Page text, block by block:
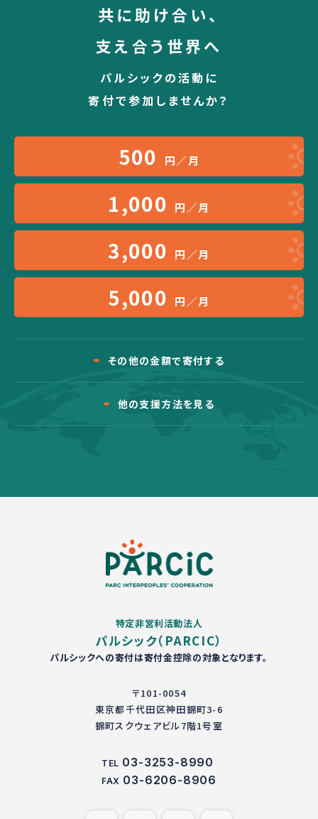
共に助け合い、
支え合う世界へ
パルシックの活動に
寄付で参加しませんか？
500 円／月
1,000 円／月
3,000 円／月
5,000 円／月
その他の金額で寄付する
他の支援方法を見る
特定非営利活動法人
パルシック（PARCIC）
パルシックへの寄付は寄付金控除の対象となります。
〒101-0054
東京都千代田区神田錦町3-6
錦町スクウェアビル7階1号室
TEL 03-3253-8990
FAX 03-6206-8906